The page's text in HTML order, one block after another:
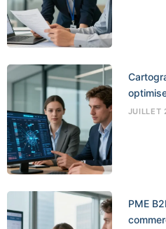
JUILLET
PME